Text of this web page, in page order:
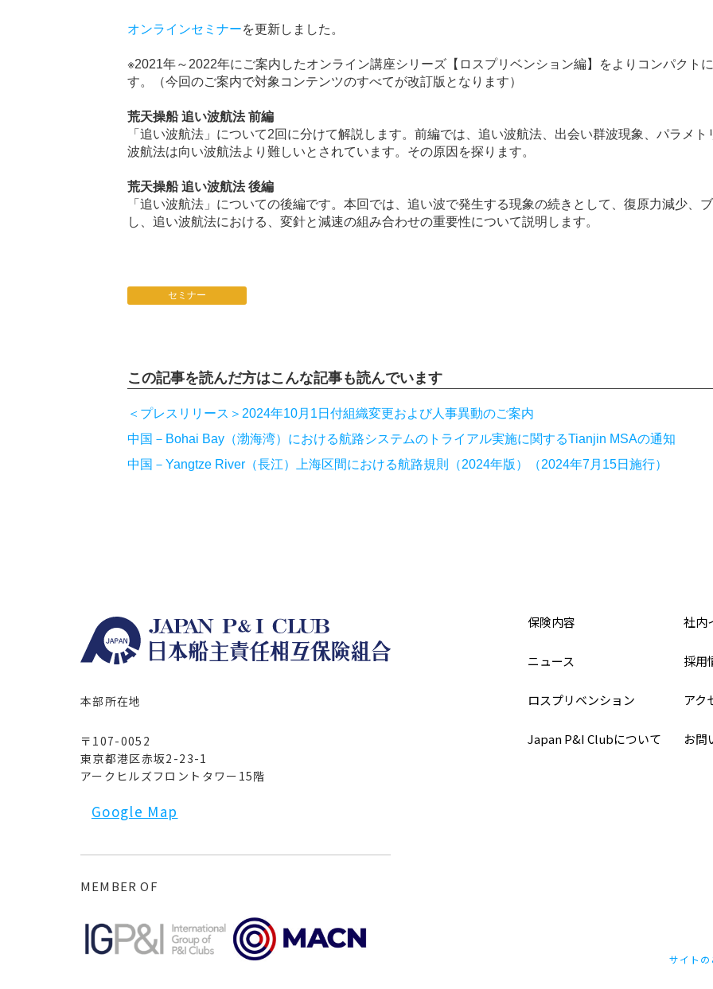
オンラインセミナーを更新しました。
※2021年～2022年にご案内したオンライン講座シリーズ【ロスプリベンション編】をよりコンパクト
す。（今回のご案内で対象コンテンツのすべてが改訂版となります）
荒天操船 追い波航法 前編
「追い波航法」について2回に分けて解説します。前編では、追い波航法、出会い群波現象、パラメ
波航法は向い波航法より難しいとされています。その原因を探ります。
荒天操船 追い波航法 後編
「追い波航法」についての後編です。本回では、追い波で発生する現象の続きとして、復原力減少、
し、追い波航法における、変針と減速の組み合わせの重要性について説明します。
セミナー
この記事を読んだ方はこんな記事も読んでいます
＜プレスリリース＞2024年10月1日付組織変更および人事異動のご案内
中国－Bohai Bay（渤海湾）における航路システムのトライアル実施に関するTianjin MSAの通知
中国－Yangtze River（長江）上海区間における航路規則（2024年版）（2024年7月15日施行）
本部所在地
〒107-0052
東京都港区赤坂2-23-1
アークヒルズフロントタワー15階
Google Map
保険内容 社内
ニュース 採用
ロスプリベンション アク
Japan P&I Clubについて お問
MEMBER OF
サイト